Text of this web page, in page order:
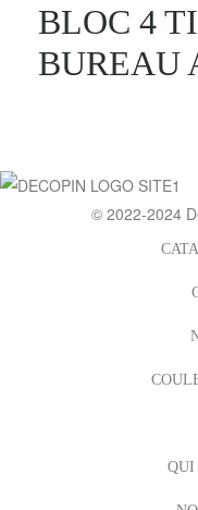
BLOC 4
BUREAU
© 2022-2024
QUI